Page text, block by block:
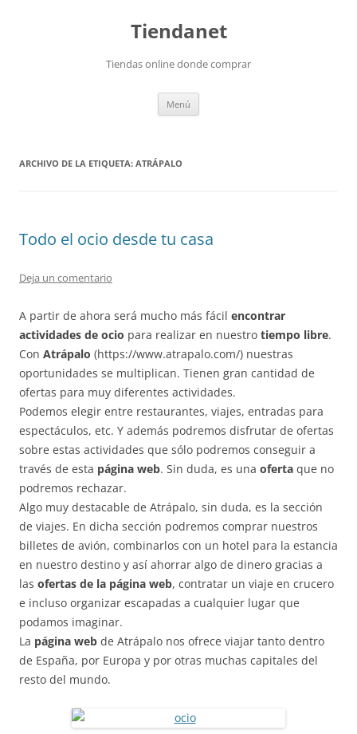
Tiendanet
Tiendas online donde comprar
Menú
ARCHIVO DE LA ETIQUETA: ATRÁPALO
Todo el ocio desde tu casa
Deja un comentario
A partir de ahora será mucho más fácil encontrar
actividades de ocio para realizar en nuestro tiempo libre.
Con Atrápalo (https://www.atrapalo.com/) nuestras
oportunidades se multiplican. Tienen gran cantidad de
ofertas para muy diferentes actividades.
Podemos elegir entre restaurantes, viajes, entradas para
espectáculos, etc. Y además podremos disfrutar de ofertas
sobre estas actividades que sólo podremos conseguir a
través de esta página web. Sin duda, es una oferta que no
podremos rechazar.
Algo muy destacable de Atrápalo, sin duda, es la sección
de viajes. En dicha sección podremos comprar nuestros
billetes de avión, combinarlos con un hotel para la estancia
en nuestro destino y así ahorrar algo de dinero gracias a
las ofertas de la página web, contratar un viaje en crucero
e incluso organizar escapadas a cualquier lugar que
podamos imaginar.
La página web de Atrápalo nos ofrece viajar tanto dentro
de España, por Europa y por otras muchas capitales del
resto del mundo.